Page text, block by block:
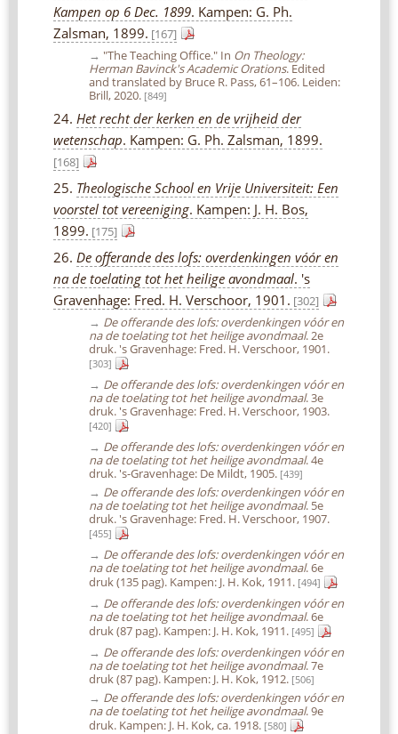
Kampen op 6 Dec. 1899. Kampen: G. Ph.
Zalsman, 1899. [167]
→ "The Teaching Office." In On Theology:
Herman Bavinck's Academic Orations. Edited
and translated by Bruce R. Pass, 61–106. Leiden:
Brill, 2020. [849]
24. Het recht der kerken en de vrijheid der
wetenschap. Kampen: G. Ph. Zalsman, 1899.
[168]
25. Theologische School en Vrije Universiteit: Een
voorstel tot vereeniging. Kampen: J. H. Bos,
1899. [175]
26. De offerande des lofs: overdenkingen vóór en
na de toelating tot het heilige avondmaal. 's
Gravenhage: Fred. H. Verschoor, 1901. [302]
→ De offerande des lofs: overdenkingen vóór en
na de toelating tot het heilige avondmaal. 2e
druk. 's Gravenhage: Fred. H. Verschoor, 1901.
[303]
→ De offerande des lofs: overdenkingen vóór en
na de toelating tot het heilige avondmaal. 3e
druk. 's Gravenhage: Fred. H. Verschoor, 1903.
[420]
→ De offerande des lofs: overdenkingen vóór en
na de toelating tot het heilige avondmaal. 4e
druk. 's-Gravenhage: De Mildt, 1905. [439]
→ De offerande des lofs: overdenkingen vóór en
na de toelating tot het heilige avondmaal. 5e
druk. 's Gravenhage: Fred. H. Verschoor, 1907.
[455]
→ De offerande des lofs: overdenkingen vóór en
na de toelating tot het heilige avondmaal. 6e
druk (135 pag). Kampen: J. H. Kok, 1911. [494]
→ De offerande des lofs: overdenkingen vóór en
na de toelating tot het heilige avondmaal. 6e
druk (87 pag). Kampen: J. H. Kok, 1911. [495]
→ De offerande des lofs: overdenkingen vóór en
na de toelating tot het heilige avondmaal. 7e
druk (87 pag). Kampen: J. H. Kok, 1912. [506]
→ De offerande des lofs: overdenkingen vóór en
na de toelating tot het heilige avondmaal. 9e
druk. Kampen: J. H. Kok, ca. 1918. [580]